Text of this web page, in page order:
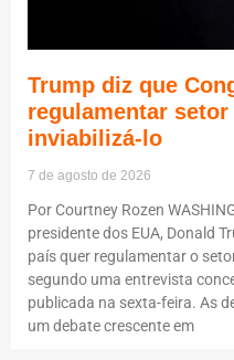
Trump diz que
regulamentar
inviabilizá-lo
7 de agosto de 2026
Por Courtney Rozen
presidente dos EUA, Donald
país quer regulamentar o
segundo uma entrevista
publicada na sexta-feira. As
um debate crescente em